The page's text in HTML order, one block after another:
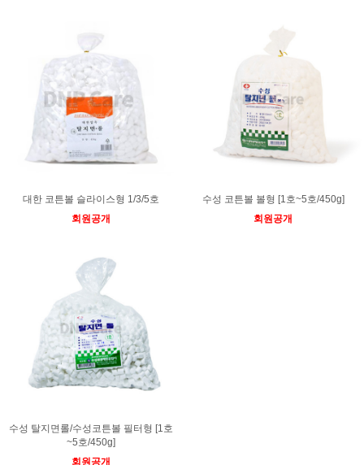
대한 코튼볼 슬라이스형 1/3/5호
회원공개
수성 코튼볼 볼형 [1호~5호/450g]
회원공개
수성 탈지면롤/수성코튼볼 필터형 [1호
~5호/450g]
회원공개